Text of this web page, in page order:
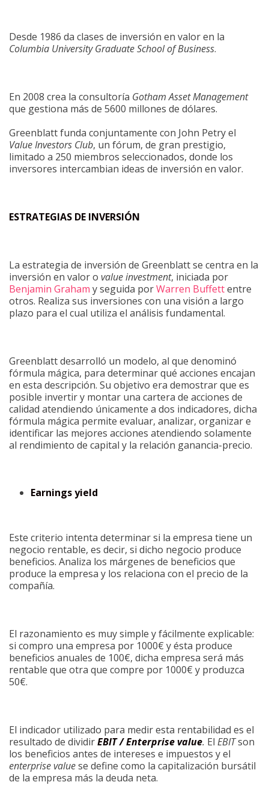
Desde 1986 da clases de inversión en valor en la
Columbia University Graduate School of Business.
En 2008 crea la consultoría Gotham Asset Management
que gestiona más de 5600 millones de dólares.
Greenblatt funda conjuntamente con John Petry el
Value Investors Club, un fórum, de gran prestigio,
limitado a 250 miembros seleccionados, donde los
inversores intercambian ideas de inversión en valor.
ESTRATEGIAS DE INVERSIÓN
La estrategia de inversión de Greenblatt se centra en la
inversión en valor o value investment, iniciada por
Benjamin Graham y seguida porWarren Buffettentre
otros. Realiza sus inversiones con una visión a largo
plazo para el cual utiliza el análisis fundamental.
Greenblatt desarrolló un modelo, al que denominó
fórmula mágica, para determinar qué acciones encajan
en esta descripción. Su objetivo era demostrar que es
posible invertir y montar una cartera de acciones de
calidad atendiendo únicamente a dos indicadores, dicha
fórmula mágica permite evaluar, analizar, organizar e
identificar las mejores acciones atendiendo solamente
al rendimiento de capital y la relación ganancia-precio.
Earnings yield
Este criterio intenta determinar si la empresa tiene un
negocio rentable, es decir, si dicho negocio produce
beneficios. Analiza los márgenes de beneficios que
produce la empresa y los relaciona con el precio de la
compañía.
El razonamiento es muy simple y fácilmente explicable:
si compro una empresa por 1000€ y ésta produce
beneficios anuales de 100€, dicha empresa será más
rentable que otra que compre por 1000€ y produzca
50€.
El indicador utilizado para medir esta rentabilidad es el
resultado de dividirEBIT / Enterprise value. El EBITson
los beneficios antes de intereses e impuestos y el
enterprise valuese define como la capitalización bursátil
de la empresa más la deuda neta.